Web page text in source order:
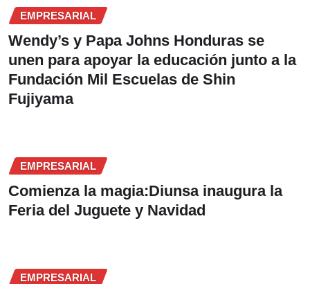
EMPRESARIAL
Wendy’s y Papa Johns Honduras se
unen para apoyar la educación junto a la
Fundación Mil Escuelas de Shin
Fujiyama
EMPRESARIAL
Comienza la magia:Diunsa inaugura la
Feria del Juguete y Navidad
EMPRESARIAL